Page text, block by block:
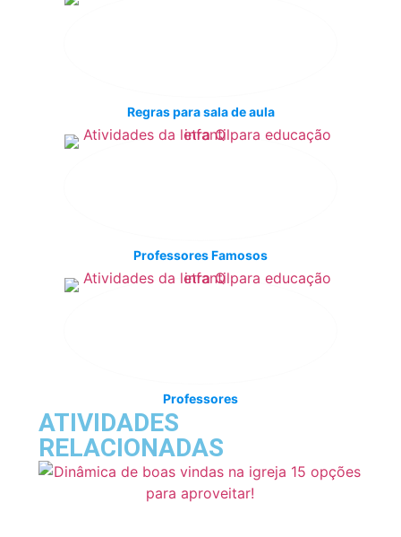
Regras para sala de aula
Professores Famosos
Professores
ATIVIDADES
RELACIONADAS